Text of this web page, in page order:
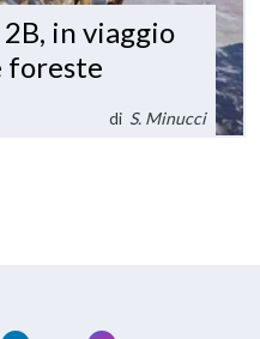
2B, in viaggio
foreste
di S. Minucci